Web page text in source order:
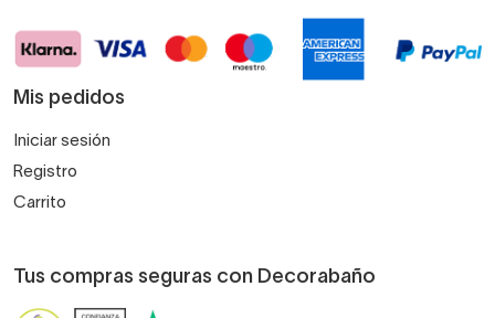
Mis pedidos
Iniciar sesión
Registro
Carrito
Tus compras seguras con Decorabaño